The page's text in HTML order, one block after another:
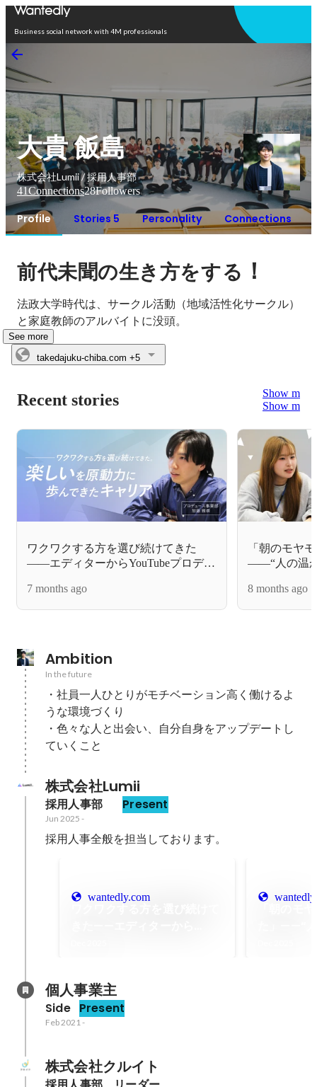
Business social network with 4M professionals
大貴 飯島
株式会社Lumii / 採用人事部
41Connections28Followers
Profile Stories 5 Personality Connections
前代未聞の生き方をする ！
法政大学時代は、サークル活動（地域活性化サークル）
と家庭教師のアルバイトに没頭。
See more
takedajuku-chiba.com +5
Recent stories
Show more
Show more
ワクワクする方を選び続けてきた
——エディターからYouTubeプロデュ
できたキャリア
7 months ago
「朝のモヤ
——“人の温
8 months ago
Ambition
In the future
・社員一人ひとりがモチベーション高く働けるよ
うな環境づくり
・色々な人と出会い、自分自身をアップデートし
ていくこと
株式会社Lumii
採用人事部 Present
Jun 2025 -
採用人事全般を担当しております。
wantedly.com
個人事業主
Side Present
Feb 2021 -
株式会社クルイト